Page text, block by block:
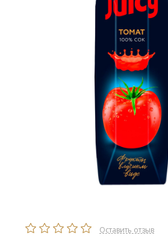
Джин Gordon`s London Dry Gin 37,5%
Оставить отзыв